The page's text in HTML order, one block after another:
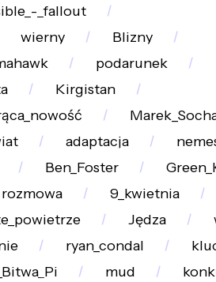
_fallout
wierny
Blizny
podarunek
Kirgistan
adaptacja
Ben_Foster
rozmowa
9_kwietnia
Jędza
ryan_condal
mud